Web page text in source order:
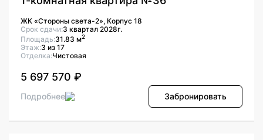
ЖК «Стороны света-2», Корпус 18
Срок сдачи:3 квартал 2028г.
Площадь:31.83 м2
Этаж:3 из 17
Отделка:Чистовая
5 697 570 ₽
Подробнее Забронировать